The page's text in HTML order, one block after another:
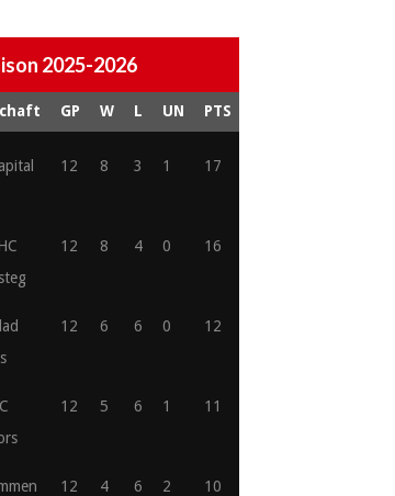
2025-2026
GP W L UN PTS
12 8 3 1 17
12 8 4 0 16
12 6 6 0 12
12 5 6 1 11
12 4 6 2 10